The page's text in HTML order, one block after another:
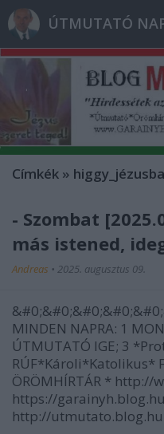
ÚTMUTATÓ
Címkék »
- Szombat
más istened,
Andreas • 2025. augusztus 09.
MINDEN NAPRA: 1
ÚTMUTATÓ IGE; 3
RÚF*Károli*Katolikus*
ÖRÖMHÍRTÁR *
https://
http://